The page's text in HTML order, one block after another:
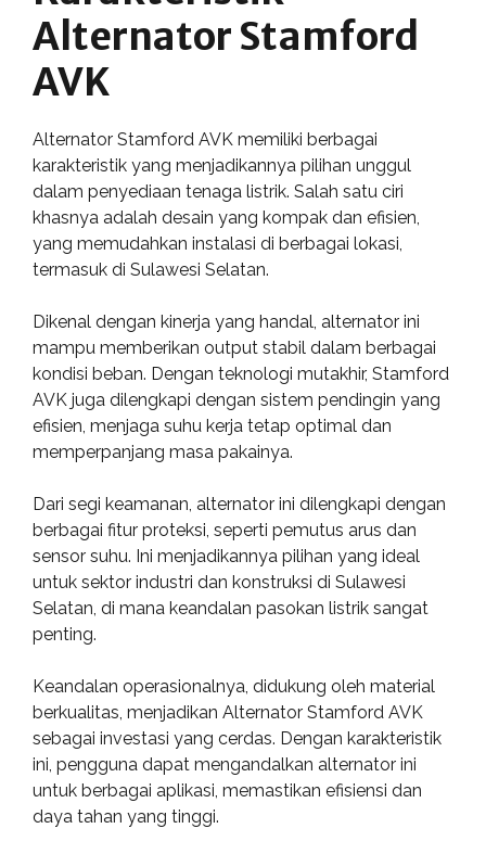
Alternator Stamford
AVK
Alternator Stamford AVK memiliki berbagai
karakteristik yang menjadikannya pilihan unggul
dalam penyediaan tenaga listrik. Salah satu ciri
khasnya adalah desain yang kompak dan efisien,
yang memudahkan instalasi di berbagai lokasi,
termasuk di Sulawesi Selatan.
Dikenal dengan kinerja yang handal, alternator ini
mampu memberikan output stabil dalam berbagai
kondisi beban. Dengan teknologi mutakhir, Stamford
AVK juga dilengkapi dengan sistem pendingin yang
efisien, menjaga suhu kerja tetap optimal dan
memperpanjang masa pakainya.
Dari segi keamanan, alternator ini dilengkapi dengan
berbagai fitur proteksi, seperti pemutus arus dan
sensor suhu. Ini menjadikannya pilihan yang ideal
untuk sektor industri dan konstruksi di Sulawesi
Selatan, di mana keandalan pasokan listrik sangat
penting.
Keandalan operasionalnya, didukung oleh material
berkualitas, menjadikan Alternator Stamford AVK
sebagai investasi yang cerdas. Dengan karakteristik
ini, pengguna dapat mengandalkan alternator ini
untuk berbagai aplikasi, memastikan efisiensi dan
daya tahan yang tinggi.